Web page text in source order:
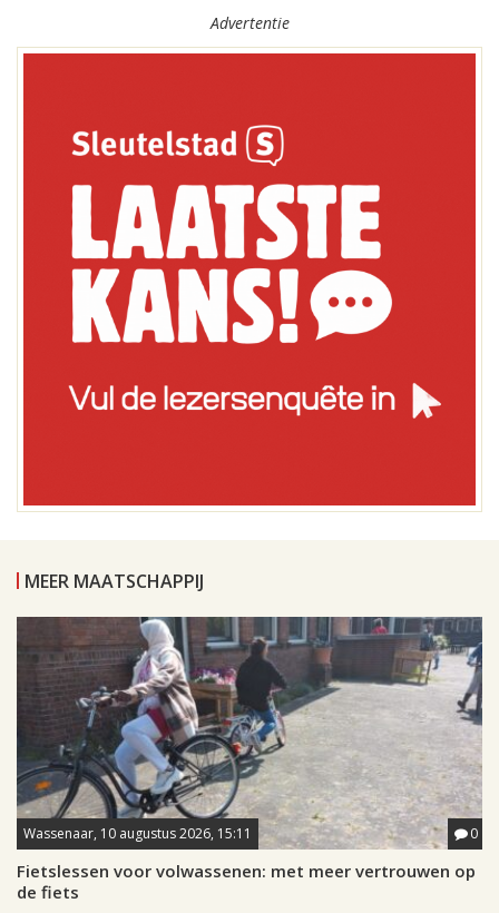
Advertentie
MEER MAATSCHAPPIJ
Wassenaar, 10 augustus 2026, 15:11 0
Fietslessen voor volwassenen: met meer vertrouwen op
de fiets